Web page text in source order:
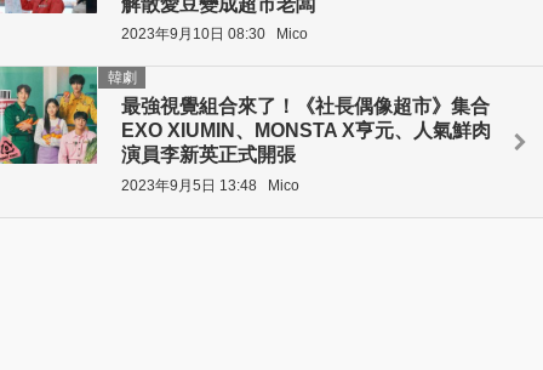
2023年9月10日 08:30 Mico
最強視覺組合來了！《社長偶像超市》集合
EXO XIUMIN、MONSTA X亨元、人氣鮮肉
演員李新英正式開張
韓劇
2023年9月5日 13:48 Mico